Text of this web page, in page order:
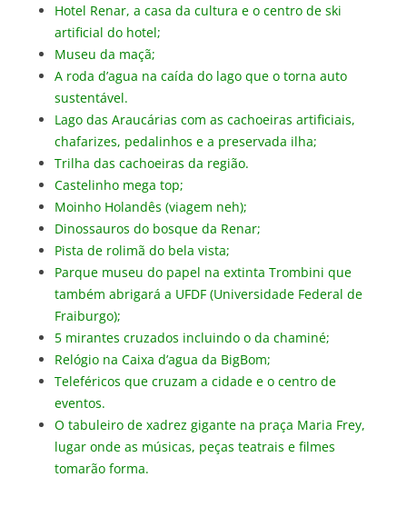
Hotel Renar, a casa da cultura e o centro de ski
artificial do hotel;
Museu da maçã;
A roda d’agua na caída do lago que o torna auto
sustentável.
Lago das Araucárias com as cachoeiras artificiais,
chafarizes, pedalinhos e a preservada ilha;
Trilha das cachoeiras da região.
Castelinho mega top;
Moinho Holandês (viagem neh);
Dinossauros do bosque da Renar;
Pista de rolimã do bela vista;
Parque museu do papel na extinta Trombini que
também abrigará a UFDF (Universidade Federal de
Fraiburgo);
5 mirantes cruzados incluindo o da chaminé;
Relógio na Caixa d’agua da BigBom;
Teleféricos que cruzam a cidade e o centro de
eventos.
O tabuleiro de xadrez gigante na praça Maria Frey,
lugar onde as músicas, peças teatrais e filmes
tomarão forma.